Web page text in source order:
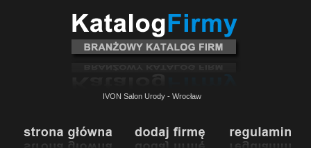
IVON Salon Urody - Wrocław